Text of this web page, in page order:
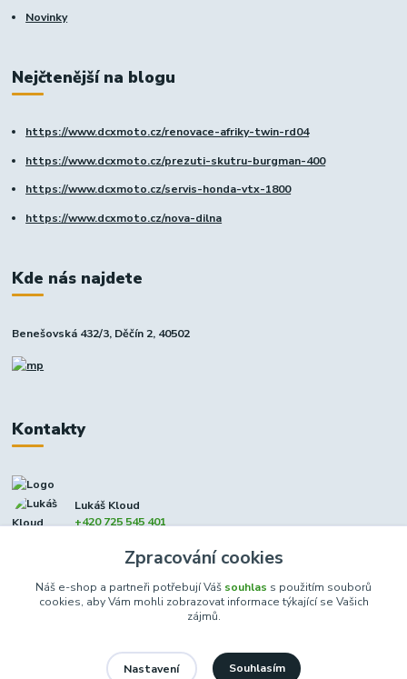
Novinky
Nejčtenější na blogu
https://www.dcxmoto.cz/renovace-afriky-twin-rd04
https://www.dcxmoto.cz/prezuti-skutru-burgman-400
https://www.dcxmoto.cz/servis-honda-vtx-1800
https://www.dcxmoto.cz/nova-dilna
Kde nás najdete
Benešovská 432/3, Děčín 2, 40502
Kontakty
Lukáš Kloud
+420 725 545 401
Zpracování cookies
Náš e-shop a partneři potřebují Váš souhlas s použitím souborů
cookies, aby Vám mohli zobrazovat informace týkající se Vašich
zájmů.
Nastavení Souhlasím